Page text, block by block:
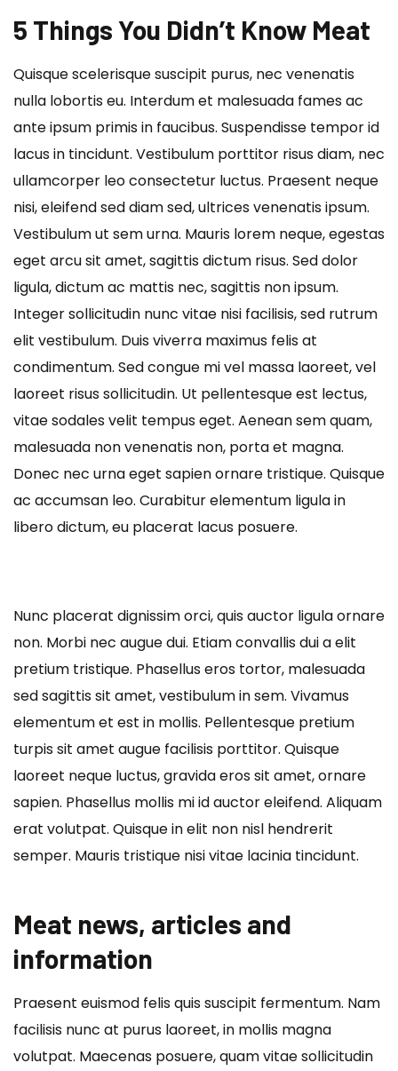
5 Things You Didn’t Know Meat
Quisque scelerisque suscipit purus, nec venenatis
nulla lobortis eu. Interdum et malesuada fames ac
ante ipsum primis in faucibus. Suspendisse tempor id
lacus in tincidunt. Vestibulum porttitor risus diam, nec
ullamcorper leo consectetur luctus. Praesent neque
nisi, eleifend sed diam sed, ultrices venenatis ipsum.
Vestibulum ut sem urna. Mauris lorem neque, egestas
eget arcu sit amet, sagittis dictum risus. Sed dolor
ligula, dictum ac mattis nec, sagittis non ipsum.
Integer sollicitudin nunc vitae nisi facilisis, sed rutrum
elit vestibulum. Duis viverra maximus felis at
condimentum. Sed congue mi vel massa laoreet, vel
laoreet risus sollicitudin. Ut pellentesque est lectus,
vitae sodales velit tempus eget. Aenean sem quam,
malesuada non venenatis non, porta et magna.
Donec nec urna eget sapien ornare tristique. Quisque
ac accumsan leo. Curabitur elementum ligula in
libero dictum, eu placerat lacus posuere.
Nunc placerat dignissim orci, quis auctor ligula ornare
non. Morbi nec augue dui. Etiam convallis dui a elit
pretium tristique. Phasellus eros tortor, malesuada
sed sagittis sit amet, vestibulum in sem. Vivamus
elementum et est in mollis. Pellentesque pretium
turpis sit amet augue facilisis porttitor. Quisque
laoreet neque luctus, gravida eros sit amet, ornare
sapien. Phasellus mollis mi id auctor eleifend. Aliquam
erat volutpat. Quisque in elit non nisl hendrerit
semper. Mauris tristique nisi vitae lacinia tincidunt.
Meat news, articles and
information
Praesent euismod felis quis suscipit fermentum. Nam
facilisis nunc at purus laoreet, in mollis magna
volutpat. Maecenas posuere, quam vitae sollicitudin